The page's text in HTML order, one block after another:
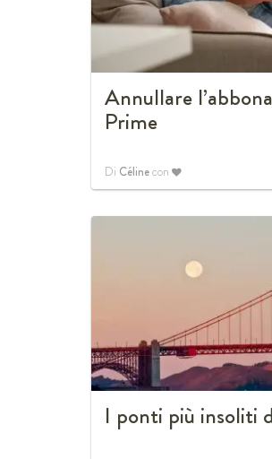
Annullare
Prime
Di Célinecon
I ponti più insoliti